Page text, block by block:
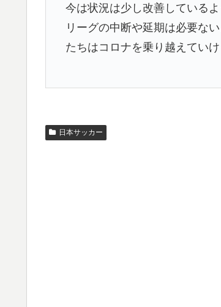
今は状況は少し改善している
リーグの中断や延期は必要な
たちはコロナを乗り越えていけ
日本サッカー